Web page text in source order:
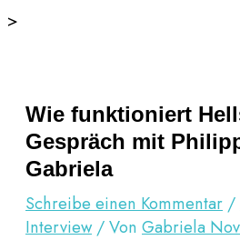
>
Wie funktioniert
Gespräch mit
Gabriela
Schreibe einen Kommentar /
Interview/ Von Gabriela